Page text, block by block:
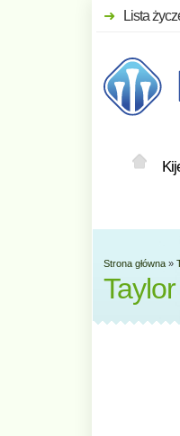
Lista
Strona główna »